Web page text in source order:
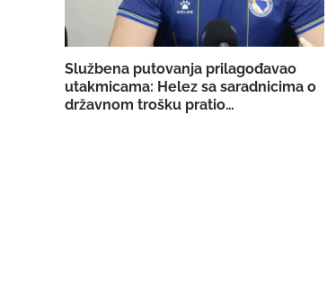
Službena putovanja prilagođavao
utakmicama: Helez sa saradnicima o
državnom trošku pratio